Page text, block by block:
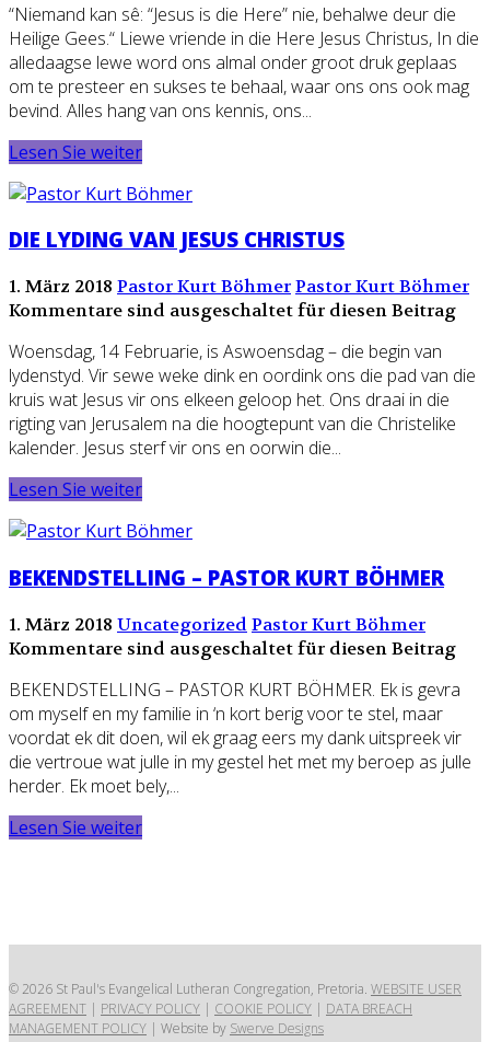
“Niemand kan sê: “Jesus is die Here” nie, behalwe deur die
Heilige Gees.“ Liewe vriende in die Here Jesus Christus, In die
alledaagse lewe word ons almal onder groot druk geplaas
om te presteer en sukses te behaal, waar ons ons ook mag
bevind. Alles hang van ons kennis, ons...
Lesen Sie weiter
DIE LYDING VAN JESUS CHRISTUS
1. März 2018 Pastor Kurt BöhmerPastor Kurt Böhmer
Kommentare sind ausgeschaltet für diesen Beitrag
Woensdag, 14 Februarie, is Aswoensdag – die begin van
lydenstyd. Vir sewe weke dink en oordink ons die pad van die
kruis wat Jesus vir ons elkeen geloop het. Ons draai in die
rigting van Jerusalem na die hoogtepunt van die Christelike
kalender. Jesus sterf vir ons en oorwin die...
Lesen Sie weiter
BEKENDSTELLING – PASTOR KURT BÖHMER
1. März 2018 UncategorizedPastor Kurt Böhmer
Kommentare sind ausgeschaltet für diesen Beitrag
BEKENDSTELLING – PASTOR KURT BÖHMER. Ek is gevra
om myself en my familie in ‘n kort berig voor te stel, maar
voordat ek dit doen, wil ek graag eers my dank uitspreek vir
die vertroue wat julle in my gestel het met my beroep as julle
herder. Ek moet bely,...
Lesen Sie weiter
© 2026 St Paul's Evangelical Lutheran Congregation, Pretoria. WEBSITE USER
AGREEMENT | PRIVACY POLICY | COOKIE POLICY | DATA BREACH
MANAGEMENT POLICY | Website by Swerve Designs